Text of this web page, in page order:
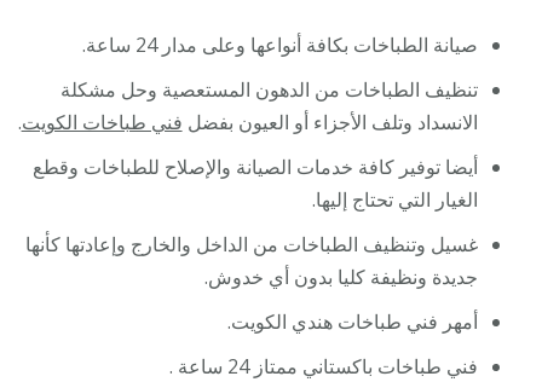
صيانة الطباخات بكافة أنواعها وعلى مدار 24 ساعة.
تنظيف الطباخات من الدهون المستعصية وحل مشكلة
الانسداد وتلف الأجزاء أو العيون بفضل فني طباخات الكويت.
أيضا توفير كافة خدمات الصيانة والإصلاح للطباخات وقطع
الغيار التي تحتاج إليها.
غسيل وتنظيف الطباخات من الداخل والخارج وإعادتها كأنها
جديدة ونظيفة كليا بدون أي خدوش.
أمهر فني طباخات هندي الكويت.
فني طباخات باكستاني ممتاز 24 ساعة .